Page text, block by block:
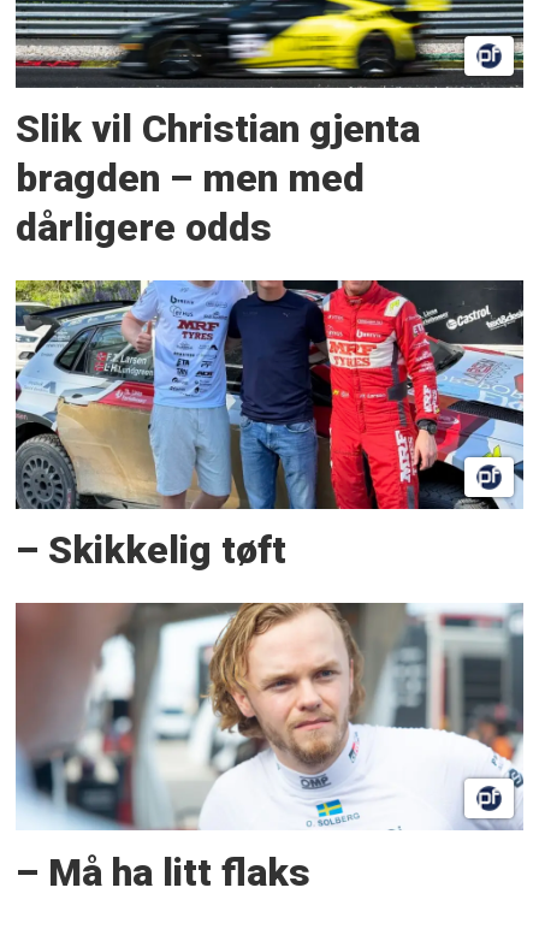
Slik vil Christian gjenta
bragden – men med
dårligere odds
– Skikkelig tøft
– Må ha litt flaks